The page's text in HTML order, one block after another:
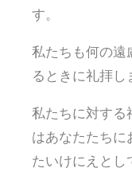
す。
私たちも何の遠
るときに礼拝し
私たちに対する
はあなたたちに
たいけにえと